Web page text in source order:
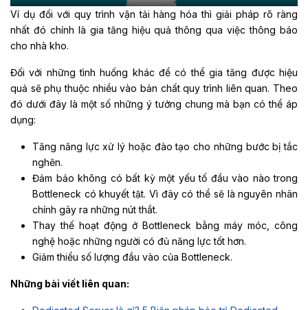
Ví dụ đối với quy trình vận tải hàng hóa thì giải pháp rõ ràng
nhất đó chính là gia tăng hiệu quả thông qua việc thông báo
cho nhà kho.
Đối với những tình huống khác để có thể gia tăng được hiệu
quả sẽ phụ thuộc nhiều vào bản chất quy trình liên quan. Theo
đó dưới đây là một số những ý tưởng chung mà bạn có thể áp
dụng:
Tăng năng lực xử lý hoặc đào tạo cho những bước bị tắc
nghẽn.
Đảm bảo không có bất kỳ một yếu tố đầu vào nào trong
Bottleneck có khuyết tật. Vì đây có thể sẽ là nguyên nhân
chính gây ra những nút thắt.
Thay thế hoạt động ở Bottleneck bằng máy móc, công
nghệ hoặc những người có đủ năng lực tốt hơn.
Giảm thiểu số lượng đầu vào của Bottleneck.
Những bài viết liên quan: